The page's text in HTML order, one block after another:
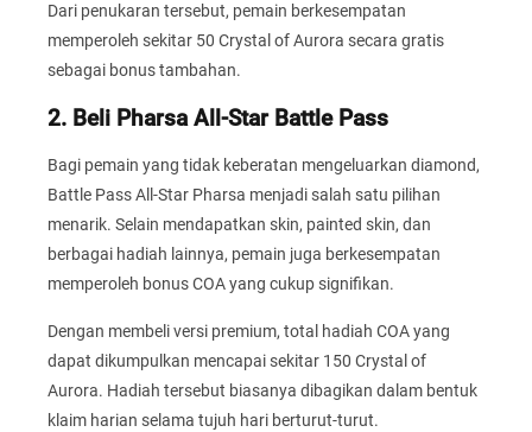
Dari penukaran tersebut, pemain berkesempatan
memperoleh sekitar 50 Crystal of Aurora secara gratis
sebagai bonus tambahan.
2. Beli Pharsa All-Star Battle Pass
Bagi pemain yang tidak keberatan mengeluarkan diamond,
Battle Pass All-Star Pharsa menjadi salah satu pilihan
menarik. Selain mendapatkan skin, painted skin, dan
berbagai hadiah lainnya, pemain juga berkesempatan
memperoleh bonus COA yang cukup signifikan.
Dengan membeli versi premium, total hadiah COA yang
dapat dikumpulkan mencapai sekitar 150 Crystal of
Aurora. Hadiah tersebut biasanya dibagikan dalam bentuk
klaim harian selama tujuh hari berturut-turut.